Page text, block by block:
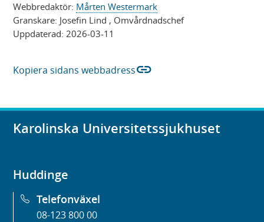
Webbredaktör: Mårten Westermark
Granskare: Josefin Lind , Omvårdnadschef
Uppdaterad:2026-03-11
Kopiera sidans webbadresslink
Karolinska Universitetssjukhuset
Huddinge
Telefonväxel
08-123 800 00